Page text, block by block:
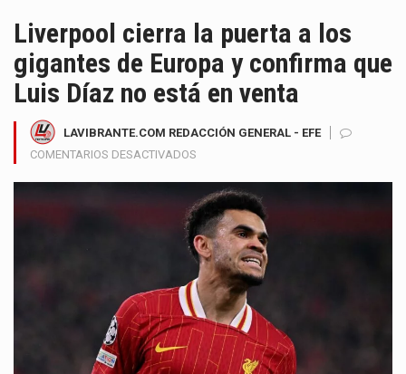
Liverpool cierra la puerta a los
gigantes de Europa y confirma que
Luis Díaz no está en venta
LAVIBRANTE.COM REDACCIÓN GENERAL - EFE
COMENTARIOS DESACTIVADOS
CIERRA
LA
PUERTA
A
LOS
GIGANTES
DE
EUROPA
Y
CONFIRMA